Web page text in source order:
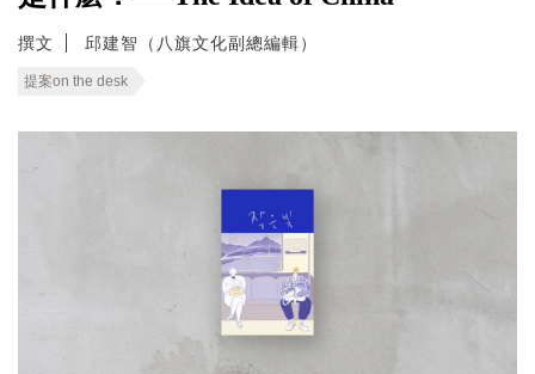
撰文 邱建智（八旗文化副總編輯）
提案on the desk